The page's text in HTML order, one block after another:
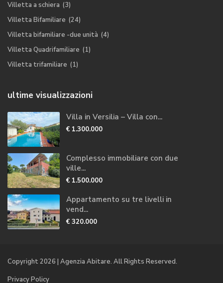
Villetta a schiera (3)
Villetta Bifamiliare (24)
Villetta bifamiliare -due unità (4)
Villetta Quadrifamiliare (1)
Villetta trifamiliare (1)
ultime visualizzazioni
Villa in Versilia – Villa con...
€ 1.300.000
Complesso immobiliare con due
ville...
€ 1.500.000
Appartamento su tre livelli in
vend...
€ 320.000
Copyright 2026 | Agenzia Abitare. All Rights Reserved.
Privacy Policy